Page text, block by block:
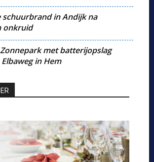
schuurbrand in Andijk na
onkruid
Zonnepark met batterijopslag
in Hem